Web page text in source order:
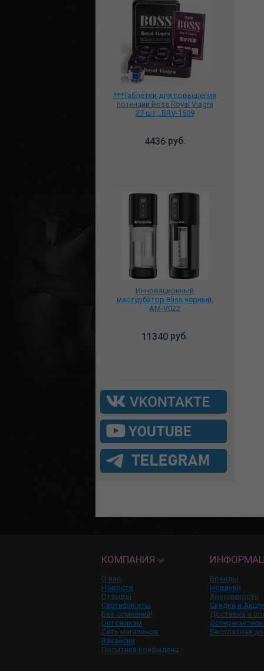
***Таблетки для повышения
потенции Boss Royal Viagra
27 шт., BRV-1509
4436руб.
Инновационный
мастурбатор Bliss чёрный,
AM-V022
11340 руб.
КОМПАНИЯ
О нас
Новости
Отзывы
Сертификаты
Без сомнений!
Оптовикам
Сеть магазинов
Вакансии
Политика конфиденц.
Бренды
Новинки
Анонимность
Скидки и Акции
Доставка и
Бесплатная